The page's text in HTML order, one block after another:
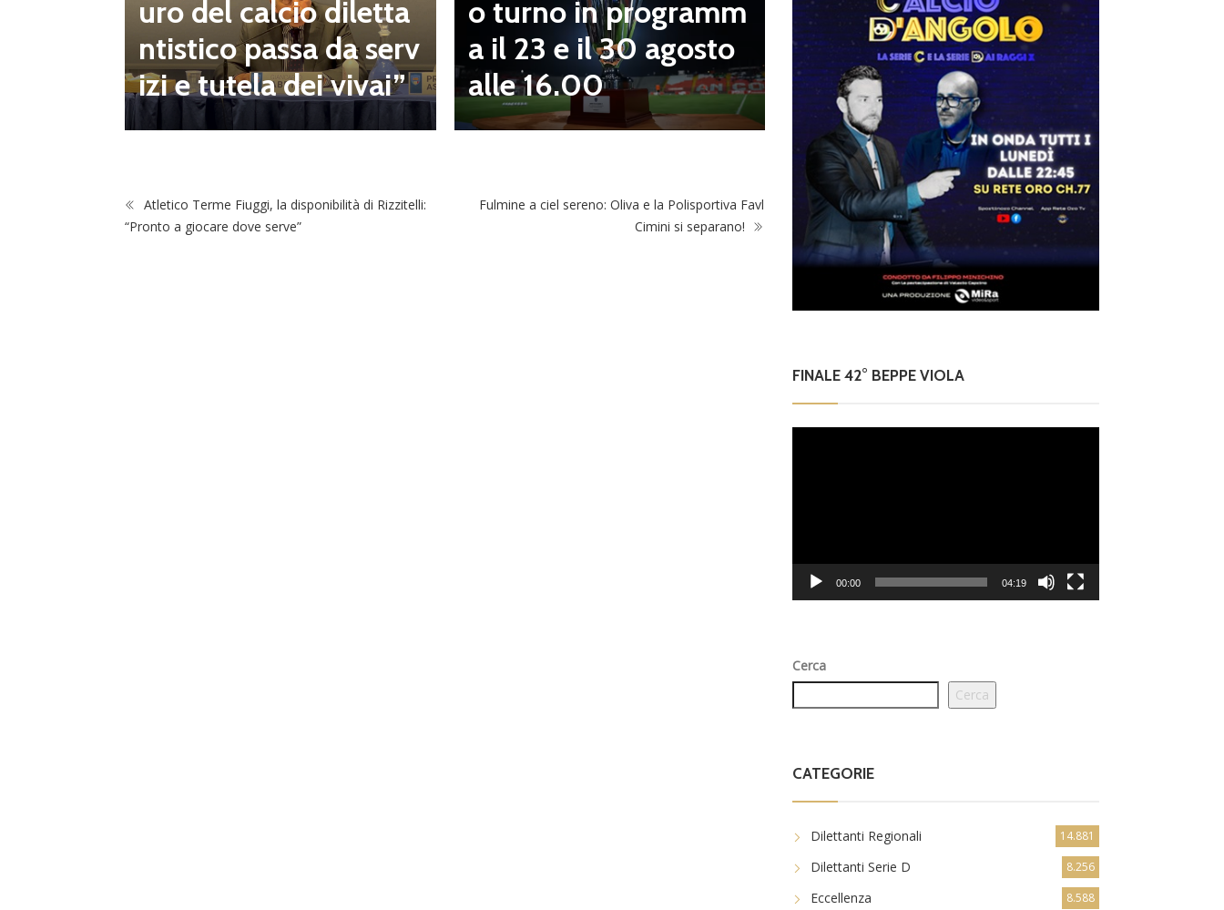
uro del calcio diletta
ntistico passa da serv
izi e tutela dei vivai”
o turno in programm
a il 23 e il 30 agosto
alle 16.00
no
Atletico Terme Fiuggi, la disponibilità di Rizzitelli:
“Pronto a giocare dove serve”
Fulmine a ciel sereno: Oliva e la Polisportiva Favl
Cimini si separano!
FINALE 42° BEPPE VIOLA
00:00 04:19
Cerca
Cerca
CATEGORIE
Dilettanti Regionali 14.881
Dilettanti Serie D 8.256
Eccellenza 8.588